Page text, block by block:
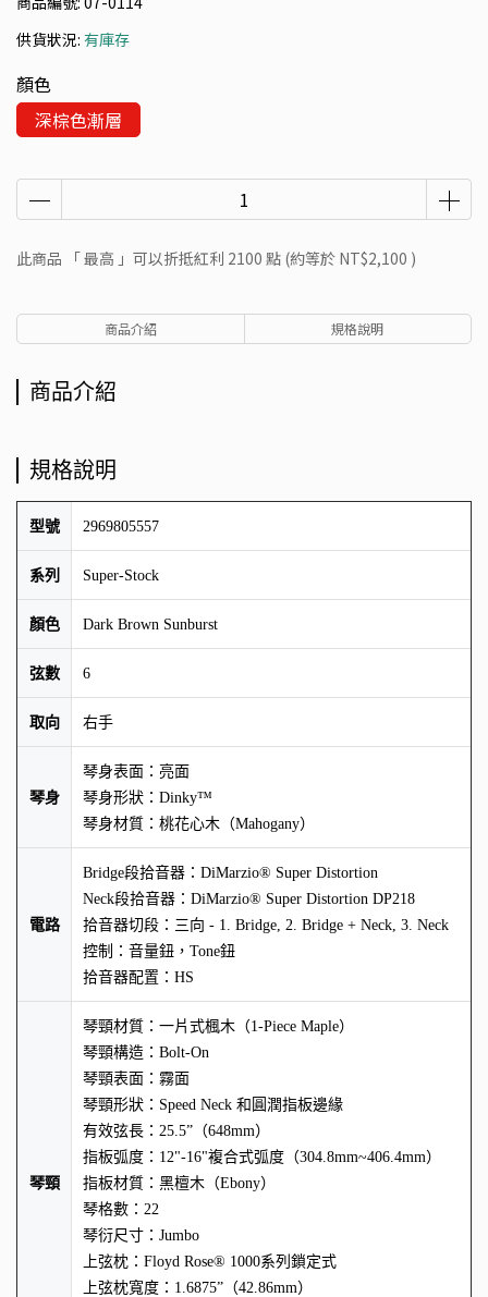
供貨狀況: 有庫存
顏色
深棕色漸層
此商品 「 最高 」可以折抵紅利 2100 點 (約等於 NT$2,100 )
商品介紹 規格說明
商品介紹
規格說明
型號 2969805557
系列 Super-Stock
顏色 Dark Brown Sunburst
弦數 6
取向 右手
琴身
琴身表面：亮面
琴身形狀：Dinky™
琴身材質：桃花心木（Mahogany）
電路
Bridge段拾音器：DiMarzio® Super Distortion
Neck段拾音器：DiMarzio® Super Distortion DP218
拾音器切段：三向 - 1. Bridge, 2. Bridge + Neck, 3. Neck
控制：音量鈕，Tone鈕
拾音器配置：HS
琴頸
琴頸材質：一片式楓木（1-Piece Maple）
琴頸構造：Bolt-On
琴頸表面：霧面
琴頸形狀：Speed Neck 和圓潤指板邊緣
有效弦長：25.5”（648mm）
指板弧度：12"-16"複合式弧度（304.8mm~406.4mm）
指板材質：黑檀木（Ebony）
琴格數：22
琴衍尺寸：Jumbo
上弦枕：Floyd Rose® 1000系列鎖定式
上弦枕寬度：1.6875”（42.86mm）